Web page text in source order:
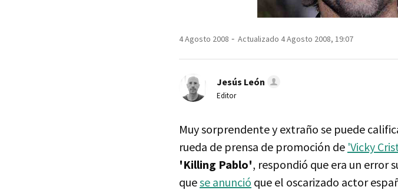
4 Agosto 2008 Actualizado 4 Agosto 2008, 19:07
Jesús León
Editor
Muy sorprendente y extraño se puede
rueda de prensa de promoción de 'Vicky
'Killing Pablo', respondió que era un error
quese anunció que el oscarizado actor